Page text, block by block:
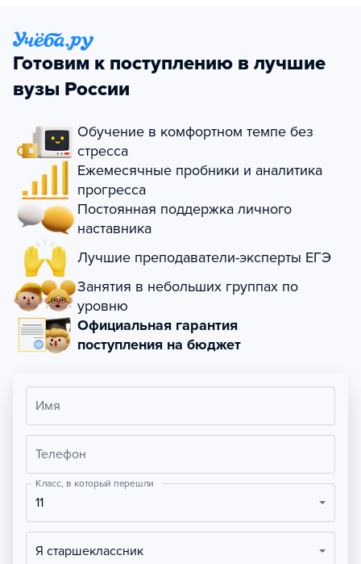
Готовим к поступлению в лучшие
вузы России
Обучение в комфортном темпе без
стресса
Ежемесячные пробники и аналитика
прогресса
Постоянная поддержка личного
наставника
Лучшие преподаватели-эксперты ЕГЭ
Занятия в небольших группах по
уровню
Официальная гарантия
поступления на бюджет
Имя
Телефон
Класс, в который перешли
11
Я старшеклассник